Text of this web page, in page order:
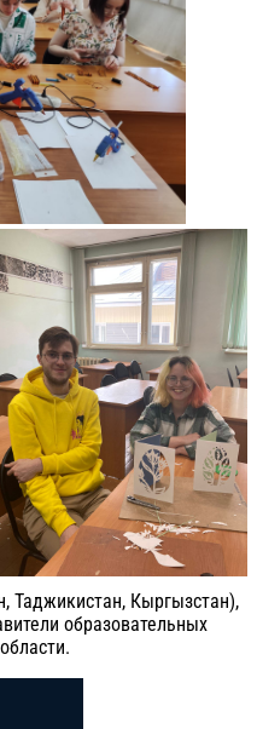
Таджикистан, Кыргызстан),
образовательных